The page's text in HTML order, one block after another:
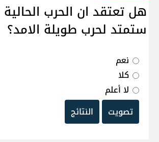
هل تعتقد ان الحرب
ستمتد لحرب طويلة الامد؟
نعم
كلا
لا أعلم
تصويت
النتائج